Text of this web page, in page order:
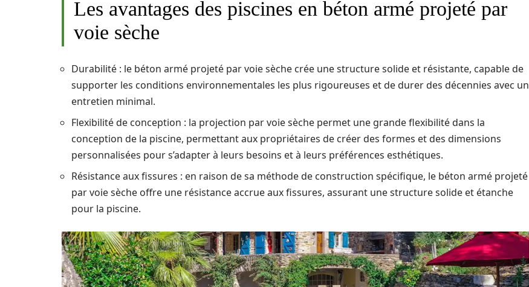
Les avantages des piscines en béton armé projeté par
voie sèche
Durabilité : le béton armé projeté par voie sèche crée une structure solide et résistante, capable de
supporter les conditions environnementales les plus rigoureuses et de durer des décennies avec un
entretien minimal.
Flexibilité de conception : la projection par voie sèche permet une grande flexibilité dans la
conception de la piscine, permettant aux propriétaires de créer des formes et des dimensions
personnalisées pour s’adapter à leurs besoins et à leurs préférences esthétiques.
Résistance aux fissures : en raison de sa méthode de construction spécifique, le béton armé projeté
par voie sèche offre une résistance accrue aux fissures, assurant une structure solide et étanche
pour la piscine.